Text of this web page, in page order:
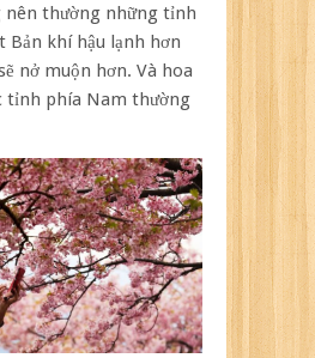
nên thường những tỉnh
Bản khí hậu lạnh hơn
nở muộn hơn. Và hoa
tỉnh phía Nam thường